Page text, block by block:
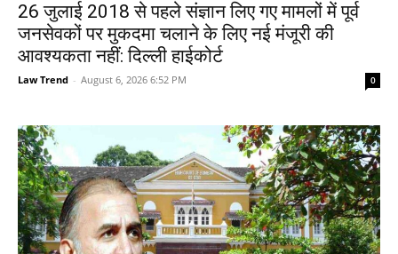
26 जुलाई 2018 से पहले संज्ञान लिए गए मामलों में पूर्व
जनसेवकों पर मुकदमा चलाने के लिए नई मंजूरी की
आवश्यकता नहीं: दिल्ली हाईकोर्ट
Law Trend - August 6, 2026 6:52 PM 0